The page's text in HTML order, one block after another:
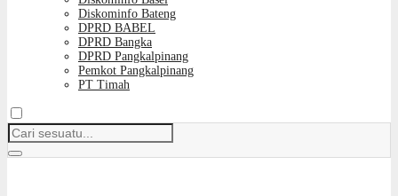
Diskominfo Bateng
DPRD BABEL
DPRD Bangka
DPRD Pangkalpinang
Pemkot Pangkalpinang
PT Timah